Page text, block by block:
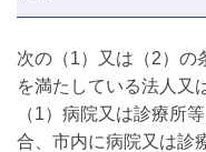
次の（1）又は（2）の
を満たしている法人又
（1）病院又は診療所
合、市内に病院又は診